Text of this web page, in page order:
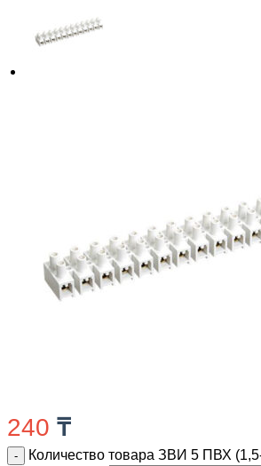
240 ₸
Количество товара ЗВИ 5 ПВХ